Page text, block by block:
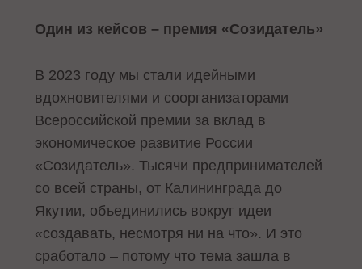
Один из кейсов – премия «Созидатель»
В 2023 году мы стали идейными
вдохновителями и соорганизаторами
Всероссийской премии за вклад в
экономическое развитие России
«Созидатель». Тысячи предпринимателей
со всей страны, от Калининграда до
Якутии, объединились вокруг идеи
«создавать, несмотря ни на что». И это
сработало – потому что тема зашла в